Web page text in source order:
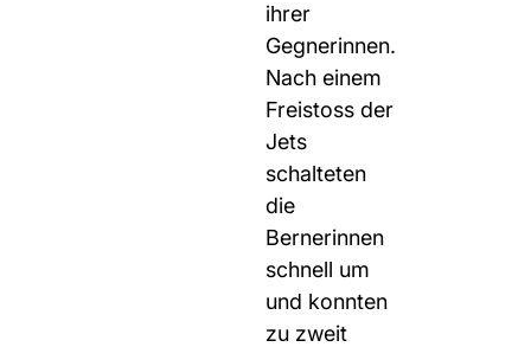
ihrer
Gegnerinnen.
Nach einem
Freistoss der
Jets
schalteten
die
Bernerinnen
schnell um
und konnten
zu zweit